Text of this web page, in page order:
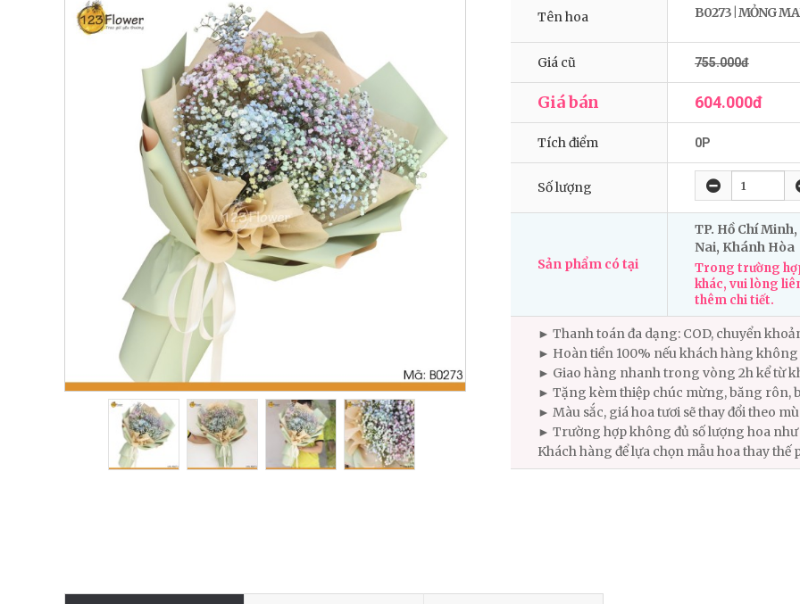
Tên hoa B0273 | MỎNG
Giá cũ 755.000đ
Giá bán 604.000đ
Tích điểm 0P
Số lượng
Sản phẩm có tại
TP. Hồ Chí
Nai, Khánh Hòa
Trong trường
khác, vui lòng
thêm chi tiết.
► Thanh toán đa dạng: COD, chuyển
► Hoàn tiền 100% nếu khách hàng
► Giao hàng nhanh trong vòng 2h kể từ
► Tặng kèm thiệp chúc mừng, băng rôn,
► Màu sắc, giá hoa tươi sẽ thay đổi theo
► Trường hợp không đủ số lượng hoa như
Khách hàng để lựa chọn mẫu hoa thay thế